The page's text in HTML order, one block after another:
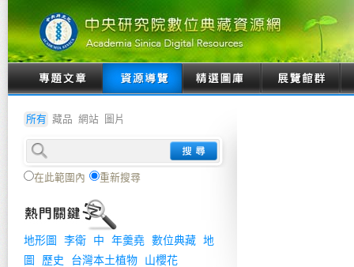
所有 藏品 網站 圖片
在此範圍內 重新搜尋
地形圖 李衛 中 年羹堯 數位典藏 地
圖
歷史 台灣本土植物 山櫻花